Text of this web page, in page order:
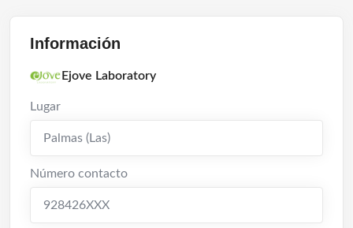
Información
Ejove Laboratory
Lugar
Palmas (Las)
Número contacto
928426XXX